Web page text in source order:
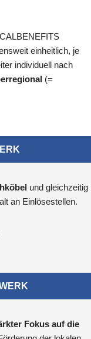
einheitlich, je
individuell nach
(=
und gleichzeitig
an Einlösestellen.
Fokus auf die